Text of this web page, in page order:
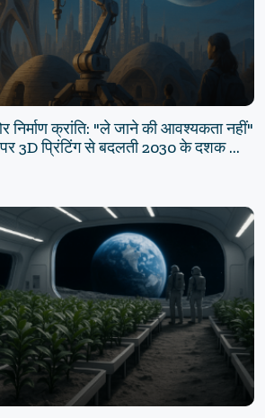
क्रांति: "ले जाने की आवश्यकता नहीं"
पर 3D प्रिंटिंग से बदलती 2030 के दशक की